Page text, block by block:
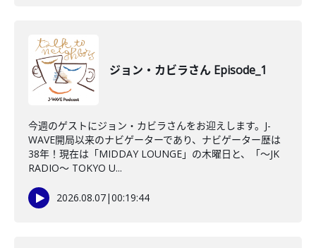
ジョン・カビラさん Episode_1
今週のゲストにジョン・カビラさんをお迎えします。J-
WAVE開局以来のナビゲーターであり、ナビゲーター歴は
38年！現在は「MIDDAY LOUNGE」の木曜日と、「〜JK
RADIO〜 TOKYO U...
2026.08.07|00:19:44